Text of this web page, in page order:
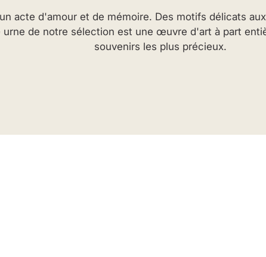
acte d'amour et de mémoire. Des motifs délicats
de notre sélection est une œuvre d'art à part
souvenirs les plus précieux.